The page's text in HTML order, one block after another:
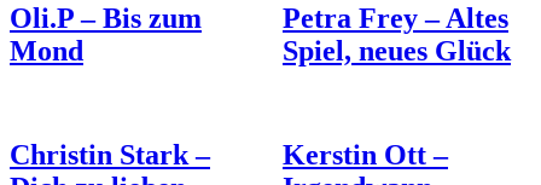
Oli.P – Bis zum
Mond
Petra Frey – Altes
Spiel, neues Glück
Christin Stark –
Kerstin Ott –